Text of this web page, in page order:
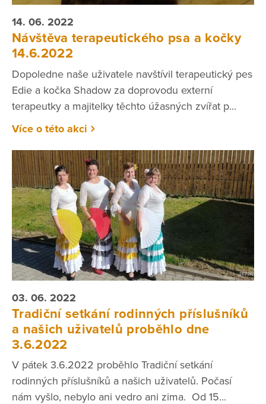
14. 06. 2022
Návštěva terapeutického psa a kočky
14.6.2022
Dopoledne naše uživatele navštívil terapeutický pes
Edie a kočka Shadow za doprovodu externí
terapeutky a majitelky těchto úžasných zvířat p...
Více o této akci
03. 06. 2022
Tradiční setkání rodinných příslušníků
a našich uživatelů proběhlo dne
3.6.2022
V pátek 3.6.2022 proběhlo Tradiční setkání
rodinných příslušníků a našich uživatelů. Počasí
nám vyšlo, nebylo ani vedro ani zima. Od 15...